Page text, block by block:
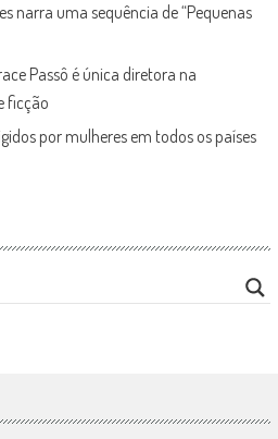
narra uma sequência de “Pequenas
Passô é única diretora na
ficção
por mulheres em todos os países